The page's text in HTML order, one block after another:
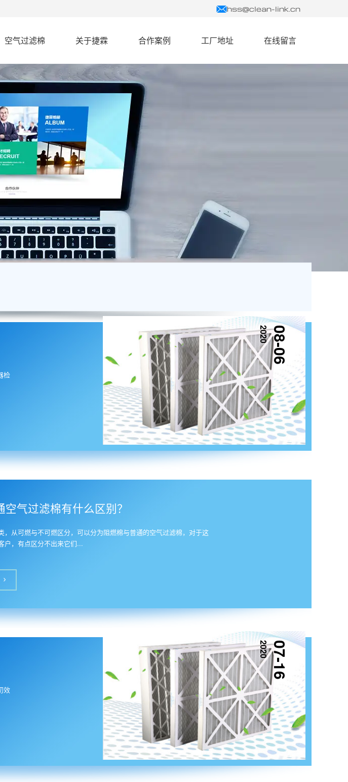
hss@clean-link.cn
空气过滤棉 关于捷霖 合作案例 工厂地址 在线留言
08-06
2020
检
气过滤棉有什么区别？
，从可燃与不可燃区分，可以分为阻燃棉与普通的空气过滤棉，对于这
户，有点区分不出来它们...
07-16
2020
效